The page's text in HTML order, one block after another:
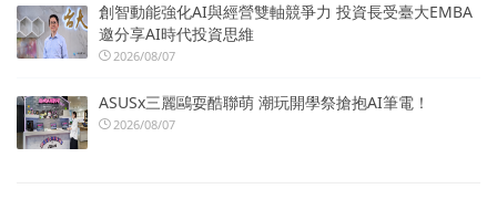
創智動能強化AI與經營雙軸競爭力 投資長受臺大EMBA
邀分享AI時代投資思維
2026/08/07
ASUSx三麗鷗耍酷聯萌 潮玩開學祭搶抱AI筆電！
2026/08/07